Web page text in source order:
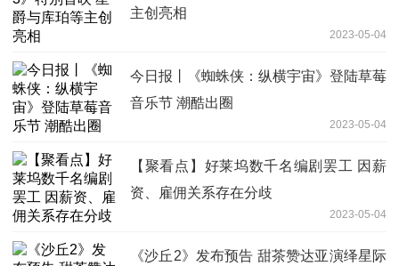
主创亮相
2023-05-04
今日报丨《蜘蛛侠：纵横宇宙》登陆草莓
音乐节 潮酷出圈
2023-05-04
【聚看点】好莱坞数千名编剧罢工 因薪
资、雇佣关系存在分歧
2023-05-04
《沙丘2》发布预告 甜茶赞达亚演绎星际